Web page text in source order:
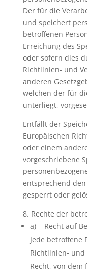
Der für die
und speichert
betroffenen
Erreichung des
oder sofern dies
Richtlinien- und
anderen
welchen der für
unterliegt,
Entfällt der
Europäischen
oder einem
vorgeschriebene
entsprechend
gesperrt oder
8. Rechte der
a) Recht auf
Jede betroffene
Richtlinien- und
Recht, von